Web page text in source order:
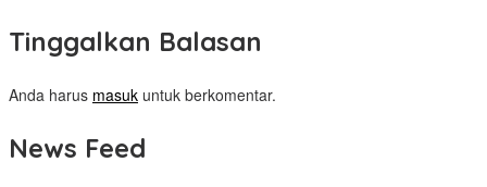
Tinggalkan Balasan
Anda harus masuk untuk berkomentar.
News Feed